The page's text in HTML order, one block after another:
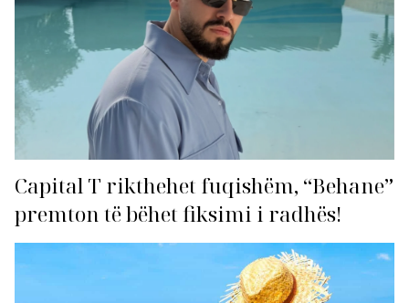
Capital T rikthehet fuqishëm, “Behane”
premton të bëhet fiksimi i radhës!